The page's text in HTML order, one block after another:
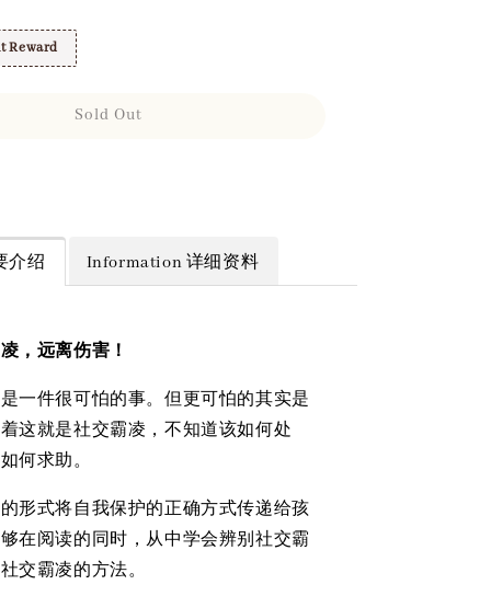
Reward
Sold Out
介绍 Information 详细资料
，远离伤害！
一件很可怕的事。但更可怕的其实是
这就是社交霸凌，不知道该如何处
何求助。
形式将自我保护的正确方式传递给孩
在阅读的同时，从中学会辨别社交霸
交霸凌的方法。